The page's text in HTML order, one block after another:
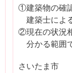
①建築物の確
建築士によ
②現在の状況
分かる範囲
さいたま市